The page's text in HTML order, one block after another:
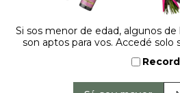
RAMO DE FLORES
CON PAPEL COREANO
$ 119.000
Si sos menor de edad, algunos
son aptos para vos. Accedé